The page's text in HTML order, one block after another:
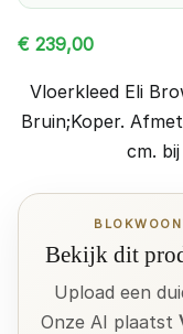
€ 239,00
Vloerkleed Eli
Bruin;Koper.
cm.
Bekijk dit
Upload een
Onze AI plaatst